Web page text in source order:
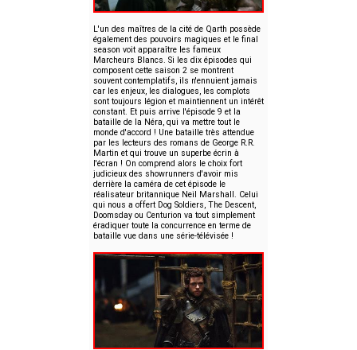
L'un des maîtres de la cité de Qarth possède
également des pouvoirs magiques et le final
season voit apparaître les fameux
Marcheurs Blancs. Si les dix épisodes qui
composent cette saison 2 se montrent
souvent contemplatifs, ils n'ennuient jamais
car les enjeux, les dialogues, les complots
sont toujours légion et maintiennent un intérêt
constant. Et puis arrive l'épisode 9 et la
bataille de la Néra, qui va mettre tout le
monde d'accord ! Une bataille très attendue
par les lecteurs des romans de George R.R.
Martin et qui trouve un superbe écrin à
l'écran ! On comprend alors le choix fort
judicieux des showrunners d'avoir mis
derrière la caméra de cet épisode le
réalisateur britannique Neil Marshall. Celui
qui nous a offert Dog Soldiers, The Descent,
Doomsday ou Centurion va tout simplement
éradiquer toute la concurrence en terme de
bataille vue dans une série-télévisée !